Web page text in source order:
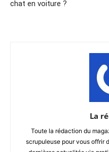
chat en voiture ?
La
Toute la rédaction du
scrupuleuse pour vous offrir